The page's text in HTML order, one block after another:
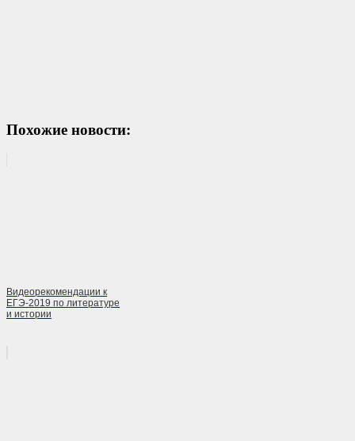
Похожие новости:
Видеорекомендации к
ЕГЭ-2019 по литературе
и истории